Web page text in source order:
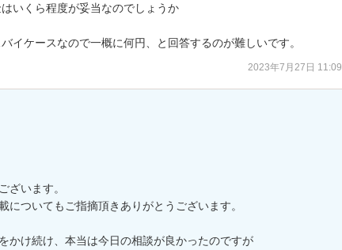
いくら程度が妥当なのでしょうか
イケースなので一概に何円、と回答するのが難しいです。
2023年7月27日 11:09
ざいます。
についてもご指摘頂きありがとうございます。
かけ続け、本当は今日の相談が良かったのですが